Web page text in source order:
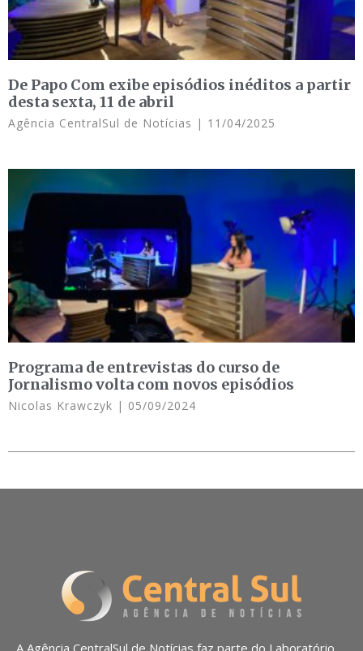
De Papo Com exibe episódios inéditos a partir
desta sexta, 11 de abril
Agência CentralSul de Notícias 11/04/2025
Programa de entrevistas do curso de
Jornalismo volta com novos episódios
Nicolas Krawczyk 05/09/2024
A Agência CentralSul de Notícias faz parte do Laboratório